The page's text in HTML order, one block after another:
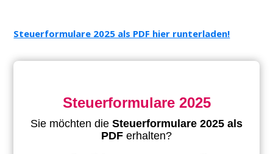
Steuerformulare 2025 als PDF hier runterladen!
Steuerformulare 2025
Sie möchten die Steuerformulare 2025 als
PDF erhalten?